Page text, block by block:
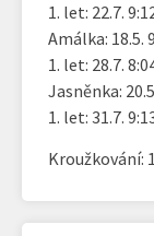
1. let: 22.7.
Amálka: 18.5.
1. let: 28.7.
Jasněnka:
1. let: 31.7.
Kroužkování: